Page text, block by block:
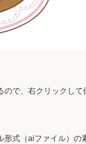
で、右クリックして
式（aiファイル）